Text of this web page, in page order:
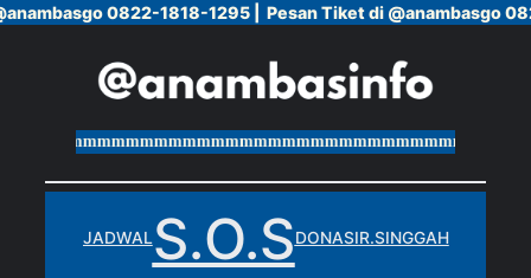
0822-1818-1295 | Pesan Tiket di @anambasgo
JADWALS.O.SDONASIR.SINGGAH
0822-1818-1295 | Pesan Tiket di @anambasgo